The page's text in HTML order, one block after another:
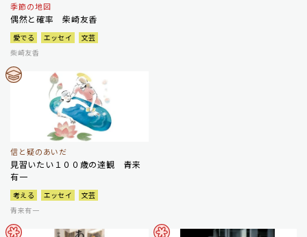
季節の地図
偶然と確率 柴崎友香
愛でる エッセイ
文芸
柴崎友香
信と疑のあいだ
見習いたい１００歳の達観 青来
有一
考える エッセイ
文芸
青来有一